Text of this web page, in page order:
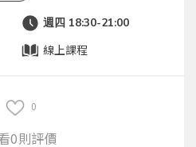
週四 18:30-21:00
線上課程
0
0則評價